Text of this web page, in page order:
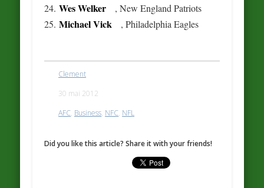
24.Wes Welker
, New England Patriots
25.Michael Vick , Philadelphia Eagles
Clement
30 mai 2012
AFC, Business, NFC, NFL
Did you like this article? Share it with your friends!